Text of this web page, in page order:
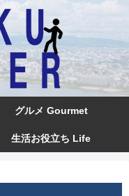
グルメ Gourmet
生活お役立ち Life